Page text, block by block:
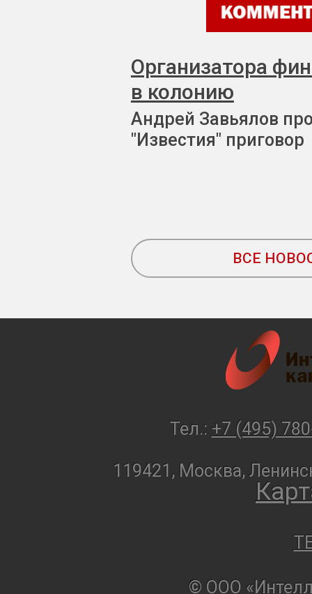
Организатора
в колонию
Андрей Завьялов
"Известия" приговор
ВСЕ
Тел.: +7 (495)
119421, Москва,
© ООО